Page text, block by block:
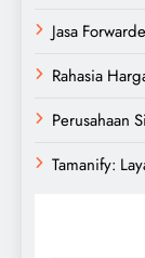
Jasa
Rahasia
Perusahaan
Tamanify: